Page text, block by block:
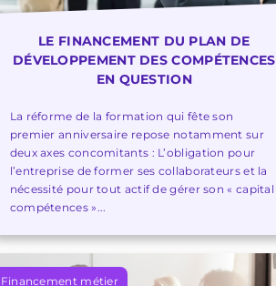
LE FINANCEMENT DU PLAN DE
DÉVELOPPEMENT DES COMPÉTENCES
EN QUESTION
La réforme de la formation qui fête son
premier anniversaire repose notamment sur
deux axes concomitants : L’obligation pour
l’entreprise de former ses collaborateurs et la
nécessité pour tout actif de gérer son « capital
compétences »...
Financement métier